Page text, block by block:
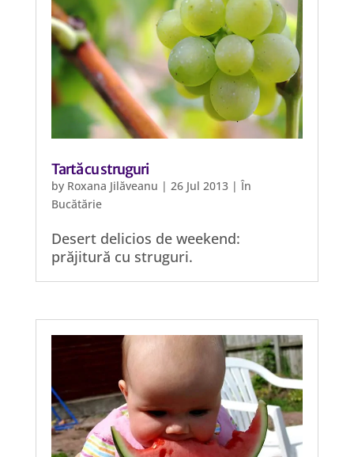
Tartă cu struguri
by Roxana Jilăveanu | 26 Jul 2013| În
Bucătărie
Desert delicios de weekend:
prăjitură cu struguri.